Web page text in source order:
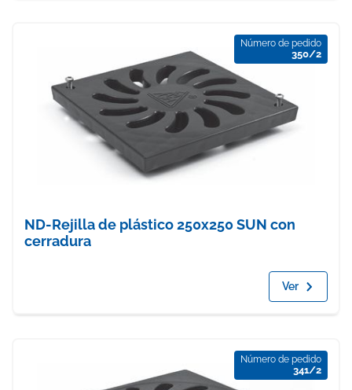
Número de pedido
350/2
ND-Rejilla de plástico 250x250 SUN con
cerradura
Ver
Número de pedido
341/2